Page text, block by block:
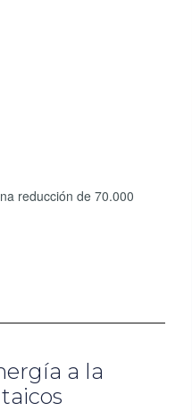
reducción de 70.000
a la